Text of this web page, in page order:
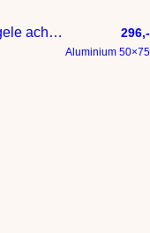
Abstract kunstwerk danseres op zacht gele achtergrond 296,-
Aluminium 50×75